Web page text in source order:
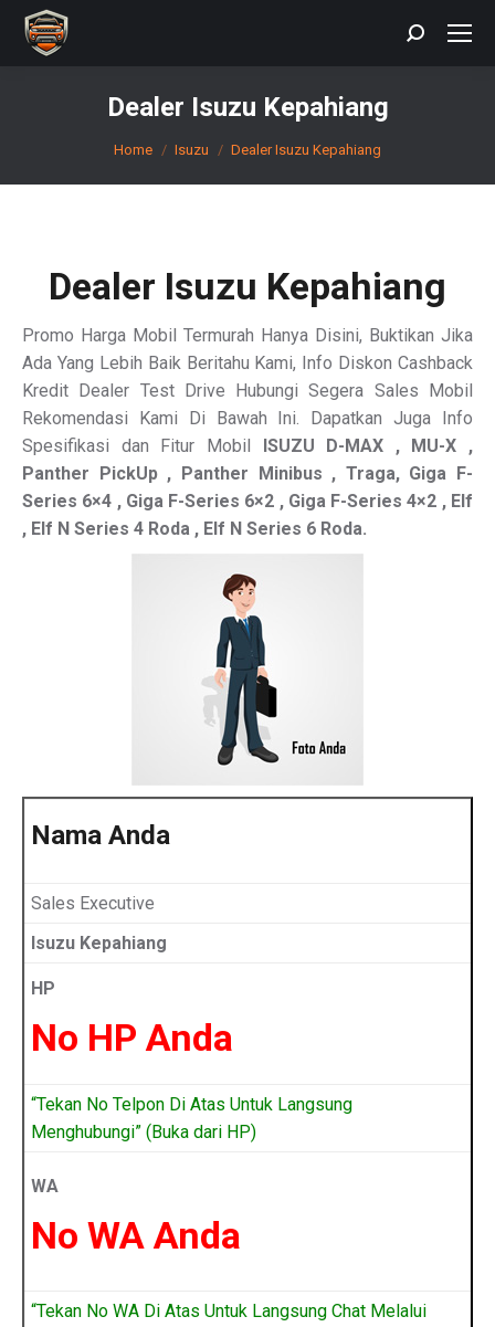
Search:
Dealer Isuzu Kepahiang
You are here:
Home Isuzu Dealer Isuzu Kepahiang
Dealer Isuzu Kepahiang
Promo Harga Mobil Termurah Hanya Disini, Buktikan Jika
Ada Yang Lebih Baik Beritahu Kami, Info Diskon Cashback
Kredit Dealer Test Drive Hubungi Segera Sales Mobil
Rekomendasi Kami Di Bawah Ini. Dapatkan Juga Info
Spesifikasi dan Fitur Mobil ISUZU D-MAX , MU-X ,
Panther PickUp , Panther Minibus , Traga, Giga F-
Series 6×4 , Giga F-Series 6×2 , Giga F-Series 4×2 , Elf
, Elf N Series 4 Roda , Elf N Series 6 Roda.
Nama Anda
Sales Executive
Isuzu Kepahiang
HP
No HP Anda
“Tekan No Telpon Di Atas Untuk Langsung
Menghubungi” (Buka dari HP)
WA
No WA Anda
“Tekan No WA Di Atas Untuk Langsung Chat Melalui